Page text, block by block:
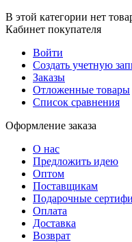
В этой категории нет
Кабинет покупателя
Войти
Создать учетную
Заказы
Отложенные товары
Список сравнения
Оформление заказа
О нас
Предложить идею
Оптом
Поставщикам
Подарочные
Оплата
Доставка
Возврат